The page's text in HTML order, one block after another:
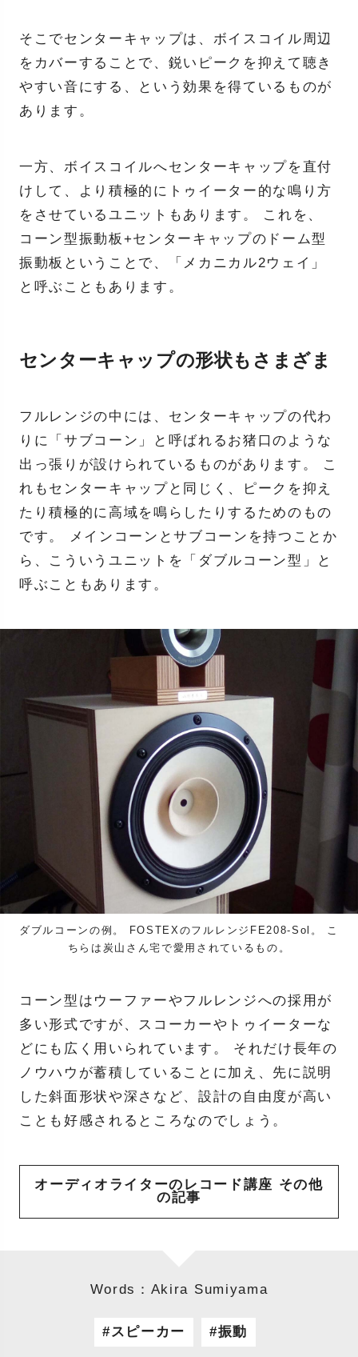
そこでセンターキャップは、ボイスコイル周辺
をカバーすることで、鋭いピークを抑えて聴き
やすい音にする、という効果を得ているものが
あります。
一方、ボイスコイルへセンターキャップを直付
けして、より積極的にトゥイーター的な鳴り方
をさせているユニットもあります。 これを、
コーン型振動板+センターキャップのドーム型
振動板ということで、「メカニカル2ウェイ」
と呼ぶこともあります。
センターキャップの形状もさまざま
フルレンジの中には、センターキャップの代わ
りに「サブコーン」と呼ばれるお猪口のような
出っ張りが設けられているものがあります。 こ
れもセンターキャップと同じく、ピークを抑え
たり積極的に高域を鳴らしたりするためのもの
です。 メインコーンとサブコーンを持つことか
ら、こういうユニットを「ダブルコーン型」と
呼ぶこともあります。
ダブルコーンの例。 FOSTEXのフルレンジFE208-Sol。 こ
ちらは炭山さん宅で愛用されているもの。
コーン型はウーファーやフルレンジへの採用が
多い形式ですが、スコーカーやトゥイーターな
どにも広く用いられています。 それだけ長年の
ノウハウが蓄積していることに加え、先に説明
した斜面形状や深さなど、設計の自由度が高い
ことも好感されるところなのでしょう。
オーディオライターのレコード講座 その他
の記事
Words：Akira Sumiyama
スピーカー 振動